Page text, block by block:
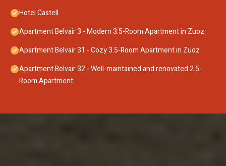
Hotel Castell
Apartment Belvair 3 - Modern 3.5-Room Apartment in Zuoz
Apartment Belvair 31 - Cozy 3.5-Room Apartment in Zuoz
Apartment Belvair 32 - Well-maintained and renovated 2.5-
Room Apartment